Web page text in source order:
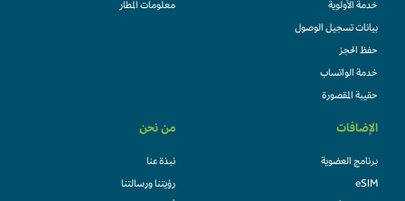
خدمة الأولوية
بيانات تسجيل الوصول
حفظ الحجز
خدمة الواتساب
حقيبة المقصورة
معلومات المطار
الإضافات
برنامج العضوية
eSIM
من نحن
نبذة عنا
رؤيتنا ورسالتنا